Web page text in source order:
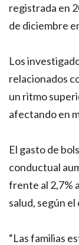
registrada en
de diciembre
Los
relacionados
un ritmo
afectando en
El gasto de
conductual
frente al 2,7%
salud, según
“Las familias